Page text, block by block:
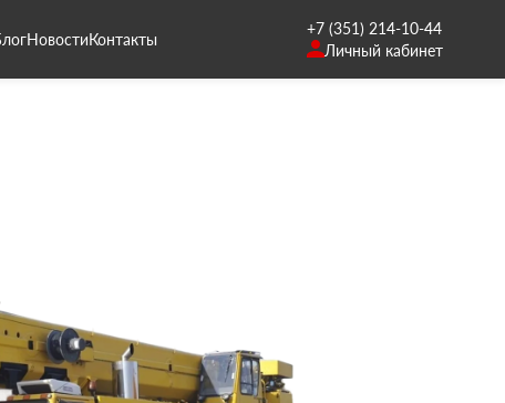
НовостиКонтакты
+7 (351) 214-10-44
Личный кабинет